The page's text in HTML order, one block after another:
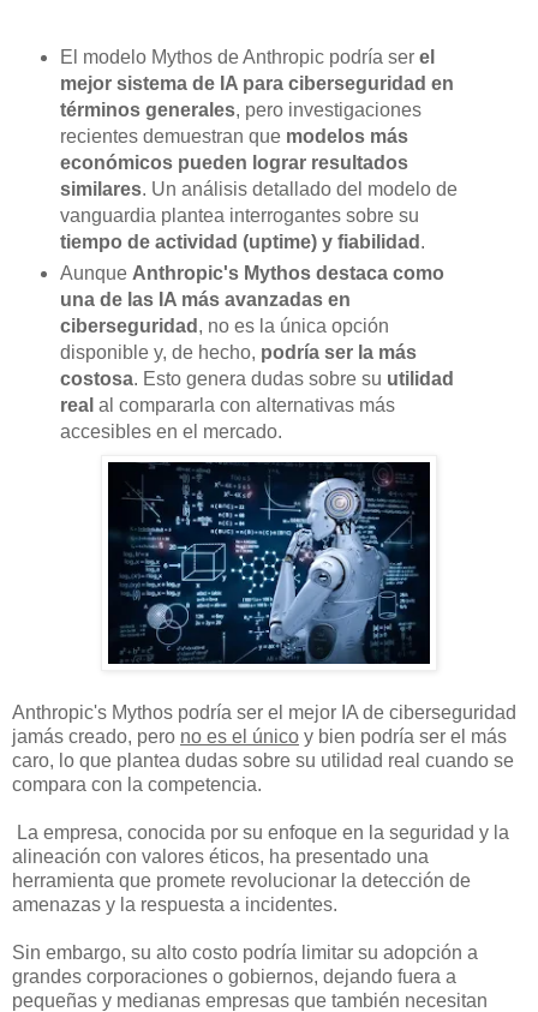
El modelo Mythos de Anthropic podría ser el
mejor sistema de IA para ciberseguridad en
términos generales, pero investigaciones
recientes demuestran que modelos más
económicos pueden lograr resultados
similares. Un análisis detallado del modelo de
vanguardia plantea interrogantes sobre su
tiempo de actividad (uptime) y fiabilidad .
Aunque Anthropic's Mythos destaca como
una de las IA más avanzadas en
ciberseguridad , no es la única opción
disponible y, de hecho, podría ser la más
costosa. Esto genera dudas sobre su utilidad
real al compararla con alternativas más
accesibles en el mercado.
Anthropic's Mythos podría ser el mejor IA de ciberseguridad
jamás creado, pero no es el único y bien podría ser el más
caro, lo que plantea dudas sobre su utilidad real cuando se
compara con la competencia.
La empresa, conocida por su enfoque en la seguridad y la
alineación con valores éticos, ha presentado una
herramienta que promete revolucionar la detección de
amenazas y la respuesta a incidentes.
Sin embargo, su alto costo podría limitar su adopción a
grandes corporaciones o gobiernos, dejando fuera a
pequeñas y medianas empresas que también necesitan